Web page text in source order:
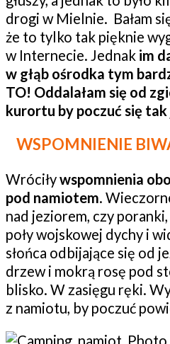
drogi w Mielnie. Bałam
że to tylko tak pięknie
w Internecie. Jednak im
w głąb ośrodka tym
TO! Oddalałam się od
kurortu by poczuć się
WSPOMNIENIE
Wróciływspomnienia
pod namiotem.
nad jeziorem, czy poranki,
poły wojskowej dychy i
słońca odbijające się od
drzew i mokrą rosę pod
blisko. W zasięgu ręki.
z namiotu, by poczuć